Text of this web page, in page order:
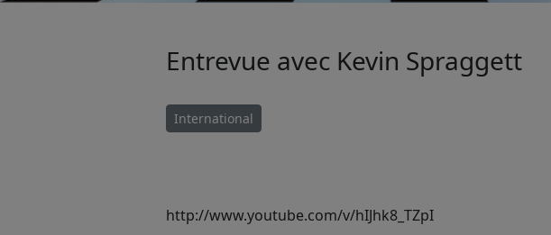
Entrevue avec Kevin Spraggett
International
http://www.youtube.com/v/hIJhk8_TZpI